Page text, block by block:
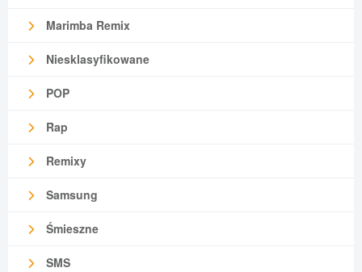
Marimba Remix
Niesklasyfikowane
POP
Rap
Remixy
Samsung
Śmieszne
SMS